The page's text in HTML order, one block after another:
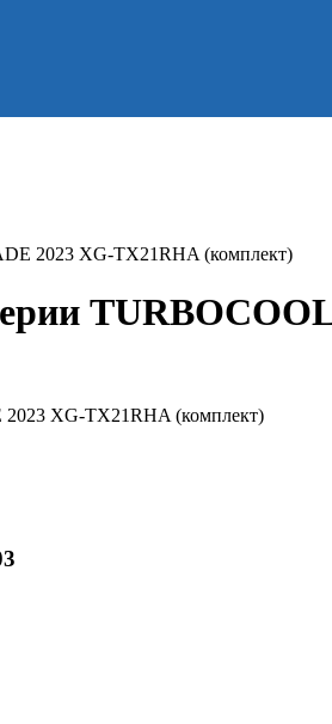
2023 XG-TX21RHA (комплект)